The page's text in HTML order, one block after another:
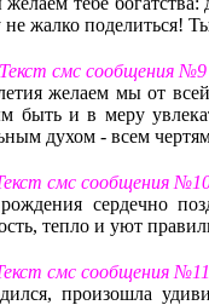
не жалко поделиться!
смс сообщения
желаем мы от
и в меру
духом - всем
смс сообщения
сердечно
тепло и уют
смс сообщения
произошла